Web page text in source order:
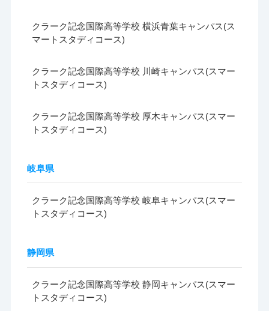
クラーク記念国際高等学校 横浜青葉キャンパス(ス
マートスタディコース)
クラーク記念国際高等学校 川崎キャンパス(スマー
トスタディコース)
クラーク記念国際高等学校 厚木キャンパス(スマー
トスタディコース)
岐阜県
クラーク記念国際高等学校 岐阜キャンパス(スマー
トスタディコース)
静岡県
クラーク記念国際高等学校 静岡キャンパス(スマー
トスタディコース)